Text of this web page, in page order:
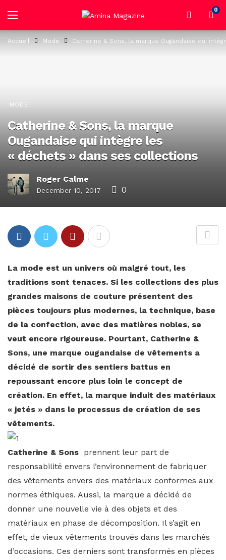
0
Accueil Mode Catherine & Sons, la marque Ougandaise qui
MODE
Catherine & Sons, la marque
Ougandaise qui intègre les
« déchets » dans ses collections
Roger Calme
December 10, 2017 0
La mode est un univers où malgré tout, les
traditions sont tenaces. Si les collections des plus
grandes maisons de couture présentent des
pièces toujours plus modernes, la technique, base
de la confection, avec des matières nobles, se
veut encore rigoureuse. Pourtant, Catherine &
Sons, une marque ougandaise de vêtements a
décidé de sortir des sentiers battus en
repoussant encore plus loin le concept de
création. En effet, la marque induit des matériaux
« jetés » dans le processus de création de ses
vêtements.
Catherine & Sons prennent leur part de
responsabilité envers l’environnement de fabriquer
des vêtements envers des matériaux conformes aux
normes éthiques. Aussi, la marque a décidé de
donner une nouvelle vie à des objets et des
matériaux en phase de décomposition. Il s’agit en
effet, de vieux vêtements trouvés dans les marchés
d’occasions. Ces derniers sont transformés en pièces